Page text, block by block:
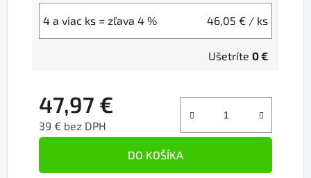
4 a viac ks = zľava 4 % 46,05 € / ks
Ušetríte 0 €
47,97 €
39 € bez DPH
DO KOŠÍKA